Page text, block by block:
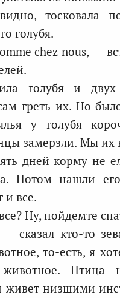
тосковала
голубя.
chez nous, —
голубя и двух
греть их. Но
у голубя
замерзли. Мы их
дней корму не
Потом нашли
и все.
Ну, пойдемте
сказал кто-то
то-есть, я
Птица
живет низшими